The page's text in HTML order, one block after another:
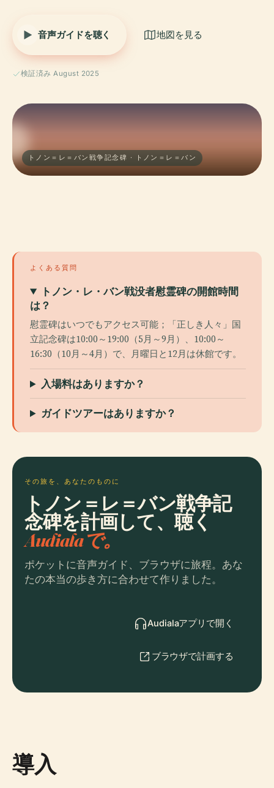
音声ガイドを聴く 地図を見る
検証済み August 2025
トノン＝レ＝バン戦争記念碑 · トノン＝レ＝バン
よくある質問
トノン・レ・バン戦没者慰霊碑の開館時間
は？
慰霊碑はいつでもアクセス可能；「正しき人々」国
立記念碑は10:00～19:00（5月～9月）、10:00～
16:30（10月～4月）で、月曜日と12月は休館です。
入場​​料はありますか？
ガイドツアーはありますか？
その旅を、あなたのものに
トノン＝レ＝バン戦争記
念碑を計画して、聴く
Audialaで。
ポケットに音声ガイド、ブラウザに旅程。あな
たの本当の歩き方に合わせて作りました。
Audialaアプリで開く
ブラウザで計画する
導入